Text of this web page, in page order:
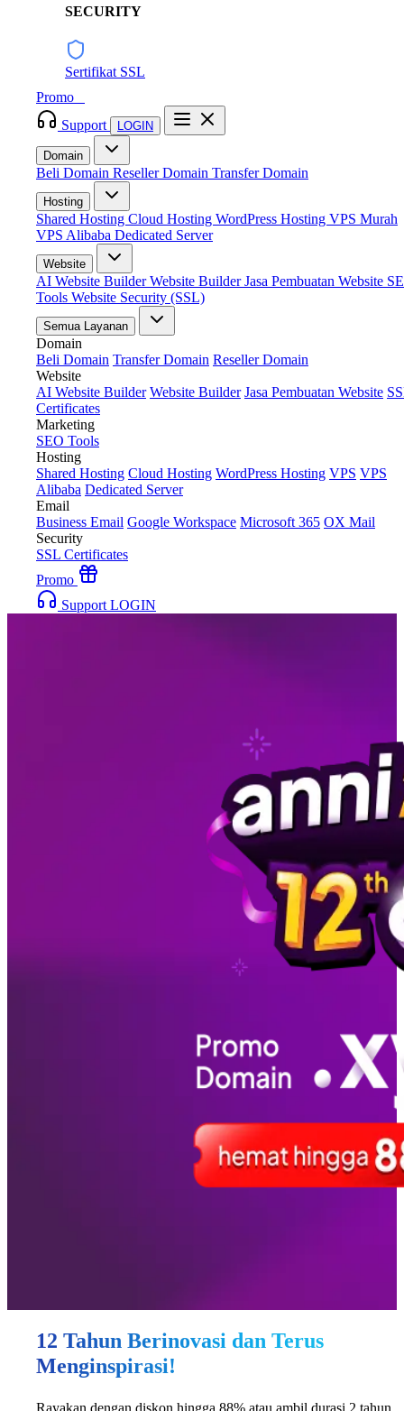
SECURITY
Sertifikat SSL
Promo
Support
LOGIN
Domain
Beli Domain Reseller Domain Transfer Domain
Hosting
Shared Hosting Cloud Hosting WordPress Hosting VPS Murah
VPS Alibaba Dedicated Server
Website
AI Website BuilderWebsite BuilderJasa Pembuatan Website
Tools Website Security (SSL)
Semua Layanan
Domain
Beli Domain Transfer Domain Reseller Domain
Website
AI Website Builder Website Builder Jasa Pembuatan Website
Certificates
Marketing
SEO Tools
Hosting
Shared Hosting Cloud Hosting WordPress Hosting VPS VPS
Alibaba Dedicated Server
Email
Business Email Google Workspace Microsoft 365 OX Mail
Security
SSL Certificates
Promo
Support LOGIN
12 Tahun Berinovasi dan Terus
Menginspirasi!
Rayakan dengan diskon hingga 88% atau ambil durasi 2 tahun